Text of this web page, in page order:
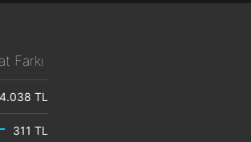
Farkı
4.038 TL
311 TL